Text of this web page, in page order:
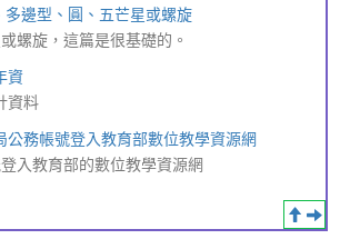
邊型、圓、五芒星或螺旋
螺旋，這篇是很基礎的。
資
資料
公務帳號登入教育部數位教學資源網
入教育部的數位教學資源網